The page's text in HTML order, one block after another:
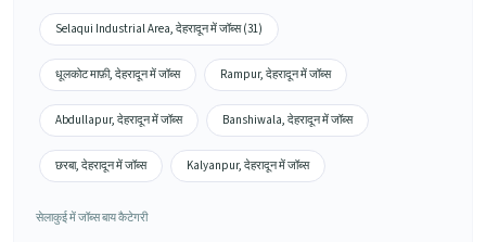
Selaqui Industrial Area, देहरादून में जॉब्स (31)
धूलकोट माफ़ी, देहरादून में जॉब्स Rampur, देहरादून में जॉब्स
Abdullapur, देहरादून में जॉब्स Banshiwala, देहरादून में जॉब्स
छरबा, देहरादून में जॉब्स Kalyanpur, देहरादून में जॉब्स
सेलाकुई में जॉब्स बाय कैटेगरी